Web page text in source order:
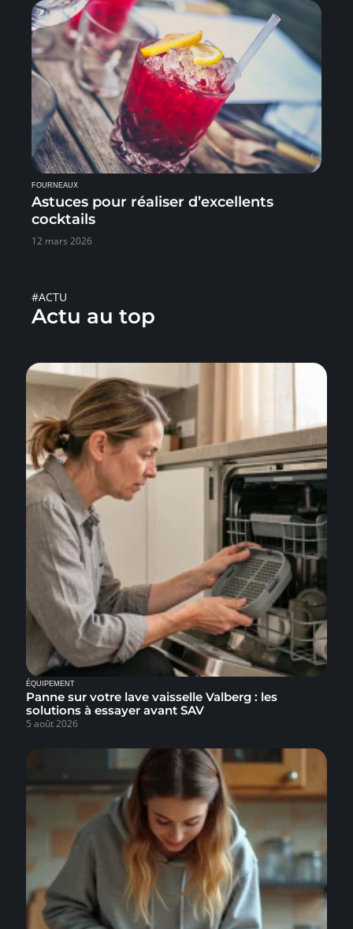
FOURNEAUX
Astuces pour réaliser d’excellents
cocktails
12 mars 2026
#ACTU
Actu au top
ÉQUIPEMENT
Panne sur votre lave vaisselle Valberg : les
solutions à essayer avant SAV
5 août 2026